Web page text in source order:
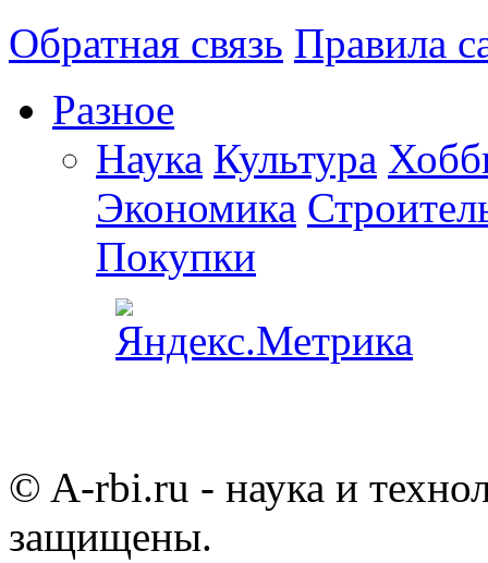
Обратная связь Правила
Разное
Наука Культура
Экономика
Покупки
© A-rbi.ru - наука и
защищены.